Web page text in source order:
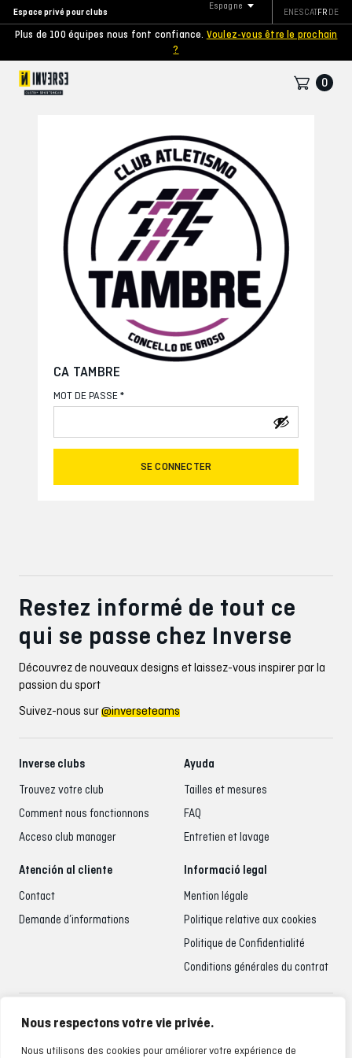
Nous respectons votre vie privée.
Nous utilisons des cookies pour améliorer votre expérience de
Espace privé pour clubs
Plus de 100 équipes nous font confiance. Voulez-vous être le prochain
?
Espagne
ENESCATFR DE
0
CA TAMBRE
MOT DE PASSE *
SE CONNECTER
Restez informé de tout ce
qui se passe chez Inverse
Découvrez de nouveaux designs et laissez-vous inspirer par la
passion du sport
Suivez-nous sur@inverseteams
Inverse clubs
Trouvez votre club
Comment nous fonctionnons
Acceso club manager
Ayuda
Tailles et mesures
FAQ
Entretien et lavage
Atención al cliente
Contact
Demande d’informations
Informació legal
Mention légale
Politique relative aux cookies
Politique de Confidentialité
Conditions générales du contrat
Accueil du client